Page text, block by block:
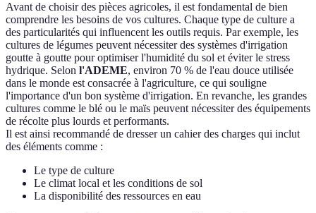
Avant de choisir des pièces agricoles, il est fondamental de bien
comprendre les besoins de vos cultures. Chaque type de culture a
des particularités qui influencent les outils requis. Par exemple, les
cultures de légumes peuvent nécessiter des systèmes d'irrigation
goutte à goutte pour optimiser l'humidité du sol et éviter le stress
hydrique. Selon l'ADEME, environ 70 % de l'eau douce utilisée
dans le monde est consacrée à l'agriculture, ce qui souligne
l'importance d'un bon système d'irrigation. En revanche, les grandes
cultures comme le blé ou le maïs peuvent nécessiter des équipements
de récolte plus lourds et performants.
Il est ainsi recommandé de dresser un cahier des charges qui inclut
des éléments comme :
Le type de culture
Le climat local et les conditions de sol
La disponibilité des ressources en eau